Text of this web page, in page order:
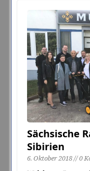
Sächsische
Sibirien
6. Oktober 2018 // 0